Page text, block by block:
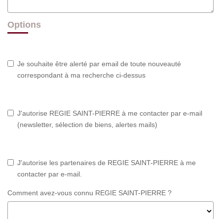
Options
Je souhaite être alerté par email de toute nouveauté
correspondant à ma recherche ci-dessus
J'autorise REGIE SAINT-PIERRE à me contacter par e-mail
(newsletter, sélection de biens, alertes mails)
J'autorise les partenaires de REGIE SAINT-PIERRE à me
contacter par e-mail.
Comment avez-vous connu REGIE SAINT-PIERRE ?